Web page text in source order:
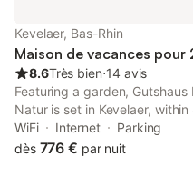
Kevelaer, Bas-Rhin
Maison de vacances pour
8.6Très bien⋅14 avis
Featuring a garden,
Natur is set in Kevelaer,
43 km from Park Tivoli and
out.
WiFi Internet
Parking
dès 776 € par nuit